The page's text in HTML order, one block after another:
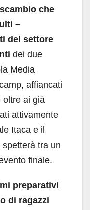
che
–
del settore
dei due
Media
affiancati
oltre ai già
attivamente
Itaca e il
tra un
finale.
preparativi
di ragazzi